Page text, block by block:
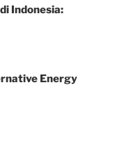
Indonesia:
Energy